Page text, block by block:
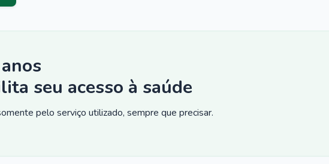
seu acesso à saúde
pelo serviço utilizado, sempre que precisar.